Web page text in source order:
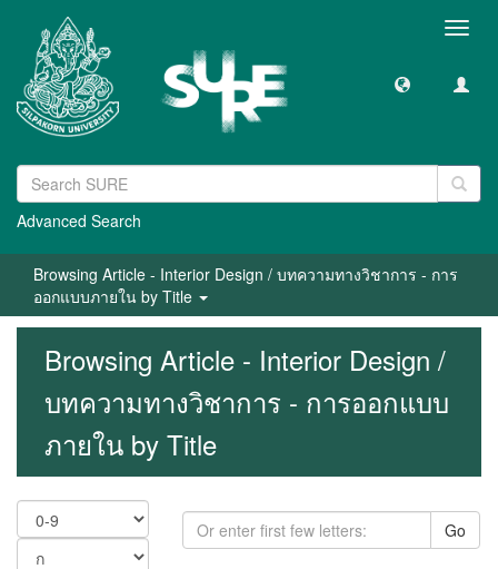
Advanced Search
Browsing Article - Interior Design / บทความทางวิชาการ - การ
ออกแบบภายใน by Title
Browsing Article - Interior Design /
บทความทางวิชาการ - การออกแบบ
ภายใน by Title
Go